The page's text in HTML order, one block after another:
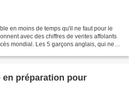
en moins de temps qu'il ne faut pour le
avec des chiffres de ventes affolants
mondial. Les 5 garçons anglais, qui ne
préparation pour